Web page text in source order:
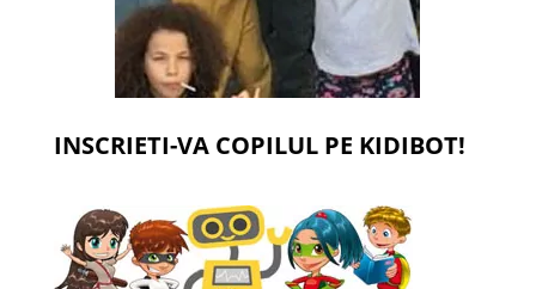
INSCRIETI-VA COPILUL PE KIDIBOT!